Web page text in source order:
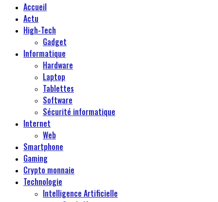
Accueil
Actu
High-Tech
Gadget
Informatique
Hardware
Laptop
Tablettes
Software
Sécurité informatique
Internet
Web
Smartphone
Gaming
Crypto monnaie
Technologie
Intelligence Artificielle